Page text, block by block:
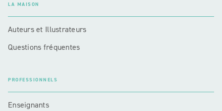
LA MAISON
Auteurs et Illustrateurs
Questions fréquentes
PROFESSIONNELS
Enseignants